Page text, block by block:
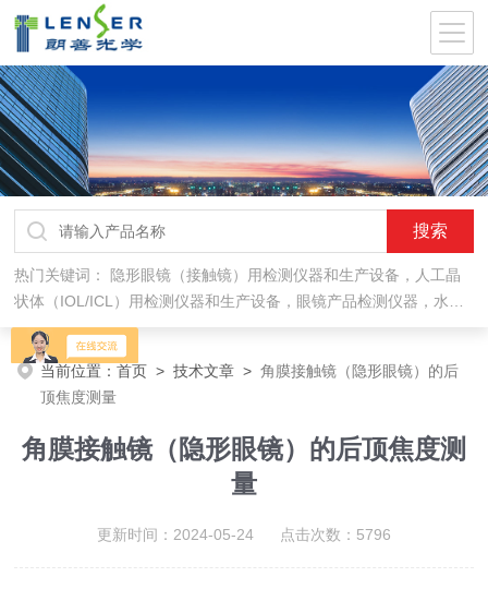
热门关键词： 隐形眼镜（接触镜）用检测仪器和生产设备，人工晶
状体（IOL/ICL）用检测仪器和生产设备，眼镜产品检测仪器，水气
处理环保设备
当前位置：首页 >技术文章 >角膜接触镜（隐形眼镜）的后
顶焦度测量
角膜接触镜（隐形眼镜）的后顶焦度测
量
更新时间：2024-05-24 点击次数：5796